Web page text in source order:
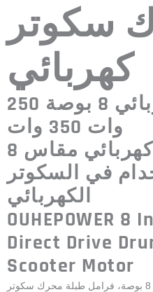
سكوتر
كهربائي
محرك سكوتر كهربائي 8 بوصة 250
وات 350 وات
محرك سكوتر كهربائي مقاس 8
في السكوتر
الكهربائي
OUHEPOWER 8
Direct Drive
Scooter Motor
محرك سكوتر كهربائي بمحرك مباشر 8 بوصة، فرامل طبلة محرك سكوتر